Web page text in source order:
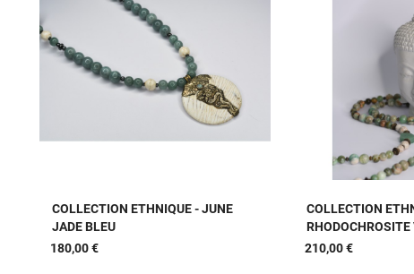
APERÇU RAPIDE
COLLECTION ETHNIQUE - JUNE
JADE BLEU
180,00 €

COLLECTION
RHODOCHROSITE
210,00 €